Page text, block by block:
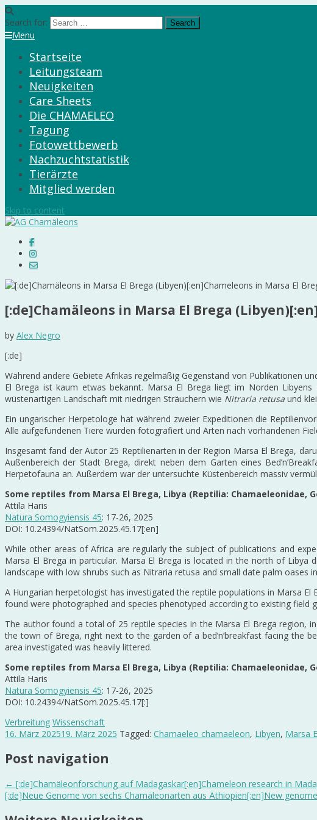
Search for:
Menu
Startseite
Leitungsteam
Neuigkeiten
Care Sheets
Die CHAMAELEO
Tagung
Fotowettbewerb
Nachzuchtstatistik
Tierärzte
Mitglied werden
Skip to content
[:de]Chamäleons in Marsa El Brega
by Alex Negro
[:de]
Während andere Gebiete Afrikas regelmäßig Gegenstand von Publikationen
El Brega ist kaum etwas bekannt. Marsa El Brega liegt im Norden
wüstenartigen Landschaft mit niedrigen Sträuchern wie Nitraria retusa und
Ein ungarischer Herpetologe hat während zweier Expeditionen die
Alle aufgefundenen Tiere wurden fotografiert und Arten nach vorhandenen
Insgesamt fand der Autor 25 Reptilienarten in der Region Marsa El Brega,
Außenbereich der Stadt Brega, direkt neben dem Garten eines
Herpetofauna an. Außerdem war der untersuchte Küstenbereich massiv
Some reptiles from Marsa El Brega, Libya (Reptilia: Chamaeleonidae,
Attila Haris
Natura Somogyiensis 45: 17-26, 2025
DOI: 10.24394/NatSom.2025.45.17[:en]
While other areas of Africa are regularly the subject of publications and
Marsa El Brega in particular. Marsa El Brega is located in the north of
landscape with low shrubs such as Nitraria retusa and small date palm oases
A Hungarian herpetologist has investigated the reptile populations in Marsa
found were photographed and species phenotyped according to existing field
The author found a total of 25 reptile species in the Marsa El Brega region,
the town of Brega, right next to the garden of a bed’n’breakfast facing the
area investigated was heavily littered.
Some reptiles from Marsa El Brega, Libya (Reptilia: Chamaeleonidae,
Attila Haris
Natura Somogyiensis 45: 17-26, 2025
DOI: 10.24394/NatSom.2025.45.17[:]
Verbreitung Wissenschaft
16. März 202519. März 2025 Tagged: Chamaeleo chamaeleon, Libyen, Marsa
Post navigation
← [:de]Chamäleonforschung auf Madagaskar[:en]Chameleon research in
[:de]Neue Genome von sechs Chamäleonarten aus Äthiopien[:en]New